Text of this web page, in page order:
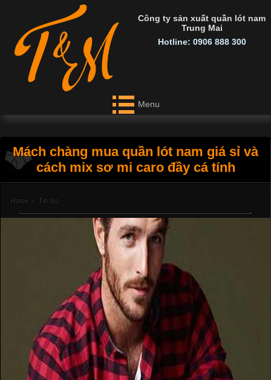
Công ty sản xuất quần lót nam
Trung Mai
Hotline: 0906 888 300
Menu
Mách chàng mua quần lót nam giá sỉ và
cách mix sơ mi caro đầy cá tính
Home › Tin tức